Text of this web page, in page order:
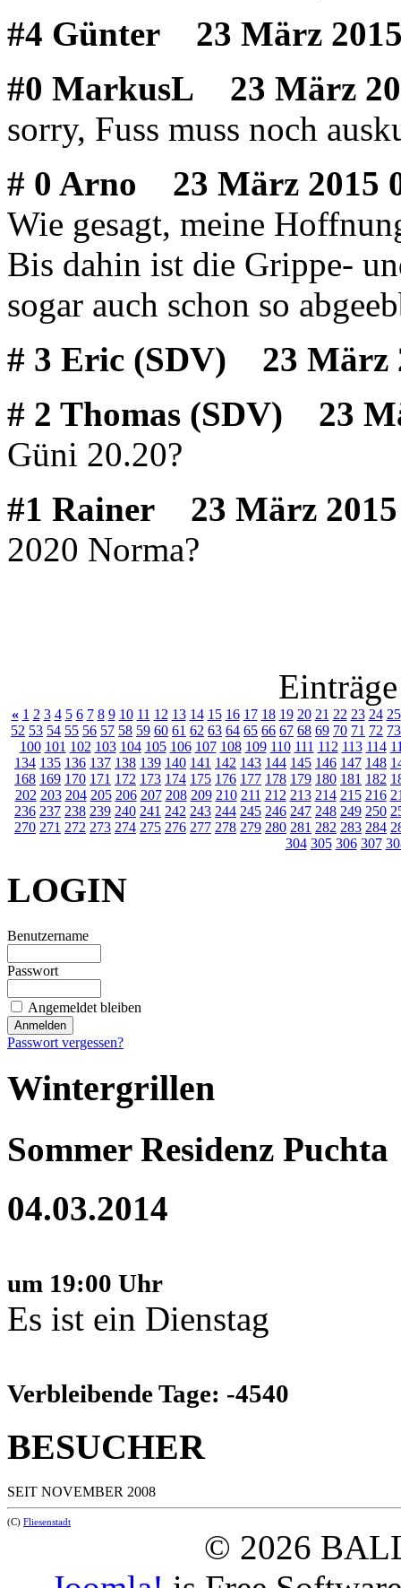
#4 Günter
23 März
#0 MarkusL
23 März
sorry, Fuss muss noch
# 0 Arno
23 März 2015
Wie gesagt, meine
Bis dahin ist die Grippe-
sogar auch schon so
# 3 Eric (SDV)
23 März
# 2 Thomas (SDV)
23
Güni 20.20?
#1 Rainer
23 März
2020 Norma?
« 1 2 3 4 5 6 7 8 9 10 11 12 13 14 15 16 17 18 19 20 21 22 23 24 25
52 53 54 55 56 57 58 59 60 61 62 63 64 65 66 67 68 69 70 71 72 73
100 101 102 103 104 105 106 107 108 109 110 111 112 113 114
134 135 136 137 138 139 140 141 142 143 144 145 146 147 148
168 169 170 171 172 173 174 175 176 177 178 179 180 181 182
202 203 204 205 206 207 208 209 210 211 212 213 214 215 216
236 237 238 239 240 241 242 243 244 245 246 247 248 249 250
270 271 272 273 274 275 276 277 278 279 280 281 282 283 284
304 305 306 307
LOGIN
Benutzername
Passwort
Angemeldet bleiben
Passwort vergessen?
Wintergrillen
Sommer Residenz Puchta
04.03.2014
um 19:00 Uhr
Es ist ein Dienstag
Verbleibende Tage: -4540
BESUCHER
SEIT NOVEMBER 2008
(C) Fliesenstadt
© 2026